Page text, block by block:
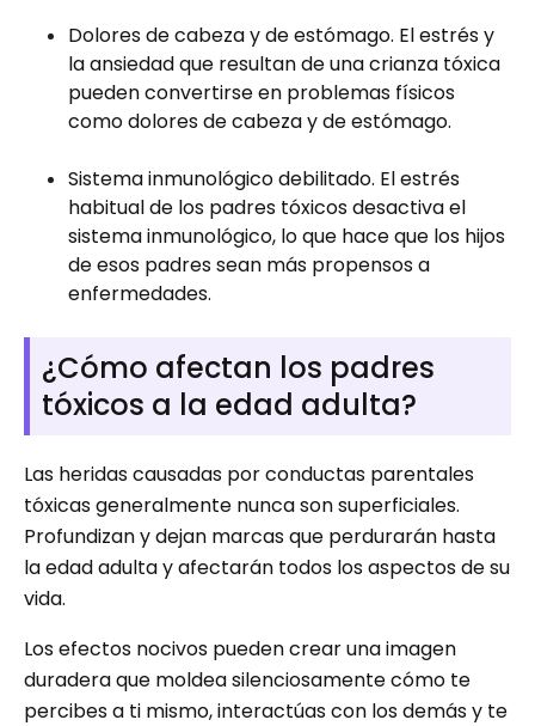
Dolores de cabeza y de estómago. El estrés y
la ansiedad que resultan de una crianza tóxica
pueden convertirse en problemas físicos
como dolores de cabeza y de estómago.
Sistema inmunológico debilitado. El estrés
habitual de los padres tóxicos desactiva el
sistema inmunológico, lo que hace que los hijos
de esos padres sean más propensos a
enfermedades.
¿Cómo afectan los padres
tóxicos a la edad adulta?
Las heridas causadas por conductas parentales
tóxicas generalmente nunca son superficiales.
Profundizan y dejan marcas que perdurarán hasta
la edad adulta y afectarán todos los aspectos de su
vida.
Los efectos nocivos pueden crear una imagen
duradera que moldea silenciosamente cómo te
percibes a ti mismo, interactúas con los demás y te